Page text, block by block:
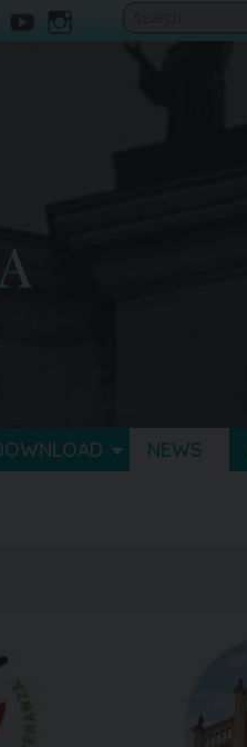
twitteryoutubeinstagram
NEWS